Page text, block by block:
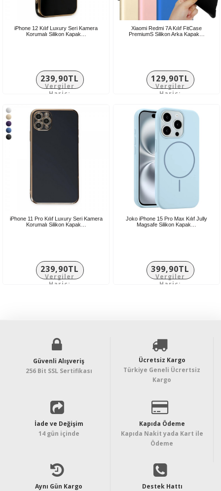
iPhone 12 Kılıf Luxury Seri Kamera
Korumalı Silikon Kapak…
239,90TL
Vergiler
Hariç:
Xiaomi Redmi 7A Kılıf FitCase
PremiumS Silikon Arka Kapak…
129,90TL
Vergiler
Hariç:
iPhone 11 Pro Kılıf Luxury Seri Kamera
Korumalı Silikon Kapak…
239,90TL
Vergiler
Hariç:
Joko iPhone 15 Pro Max Kılıf Jully
Magsafe Silikon Kapak…
399,90TL
Vergiler
Hariç:
Güvenli Alışveriş
256 Bit SSL Sertifikası
Ücretsiz Kargo
Türkiye Geneli Ücrertsiz
Kargo
İade ve Değişim
14 gün içinde
Kapıda Ödeme
Kapıda Nakit yada Kart ile
Ödeme
Aynı Gün Kargo
Destek Hattı